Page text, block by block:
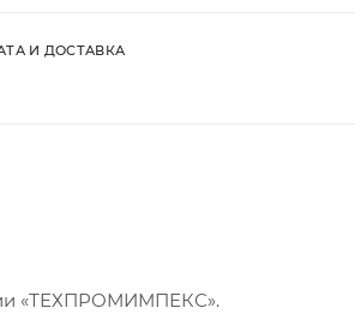
И ДОСТАВКА
«ТЕХПРОМИМПЕКС».